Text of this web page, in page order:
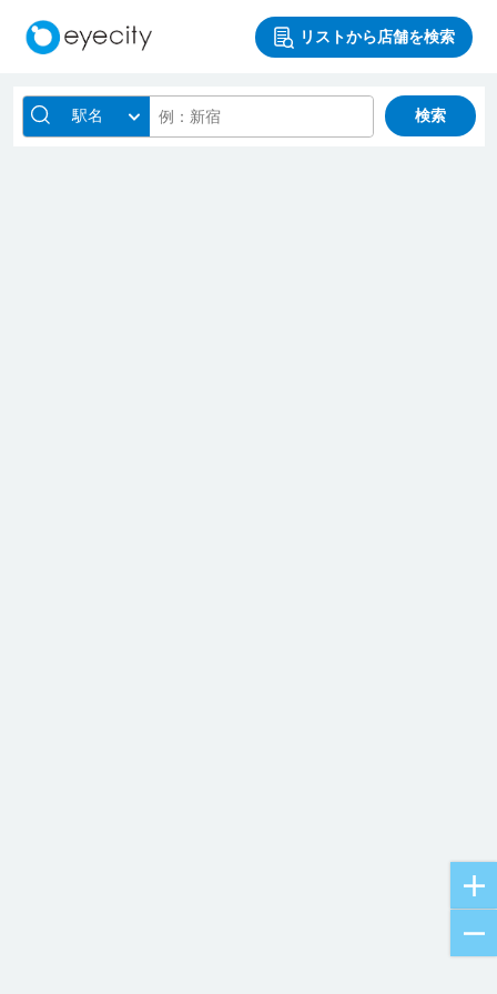
リストから店舗を検索
駅名 検索